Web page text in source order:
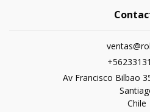
Av Francisco Bilbao
Chile